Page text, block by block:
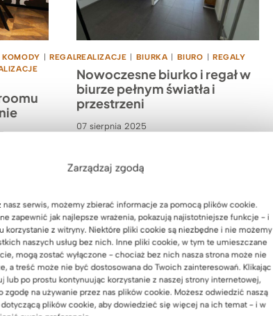
Zarządzaj zgodą
nasz serwis, możemy zbierać informacje za pomocą plików cookie.
zapewnić jak najlepsze wrażenia, pokazują najistotniejsze funkcje - i
korzystanie z witryny. Niektóre pliki cookie są niezbędne i nie możemy
naszych usług bez nich. Inne pliki cookie, w tym te umieszczane
mogą zostać wyłączone - chociaż bez nich nasza strona może nie
a treść może nie być dostosowana do Twoich zainteresowań. Klikając
lub po prostu kontynuując korzystanie z naszej strony internetowej,
zgodę na używanie przez nas plików cookie. Możesz odwiedzić naszą
plików cookie, aby dowiedzieć się więcej na ich temat - i w
KOMODY | REGALY | STOŁY
REALIZACJE | BIURKA | BIURO | REGALY
Nowoczesne biurko i regał w
biurze pełnym światła i
przestrzeni
07 sierpnia 2025